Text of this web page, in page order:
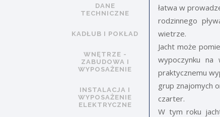
DANE
TECHNICZNE
KADŁUB I POKŁAD
WNĘTRZE -
ZABUDOWA I
WYPOSAŻENIE
INSTALACJA I
WYPOSAŻENIE
ELEKTRYCZNE
łatwa w
rodzinnego
wietrze.
Jacht może
wypoczynku na
praktycznemu
grup znajomych
czarter.
W tym roku